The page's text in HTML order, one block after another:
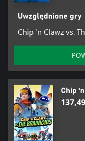
Uwzględnione gry
Chip ‘n Clawz vs.
Chip